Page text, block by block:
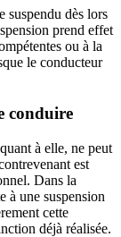
suspendu dès lors
prend effet
ou à la
le conducteur
conduire
à elle, ne peut
est
Dans la
à une suspension
cette
déjà réalisée.